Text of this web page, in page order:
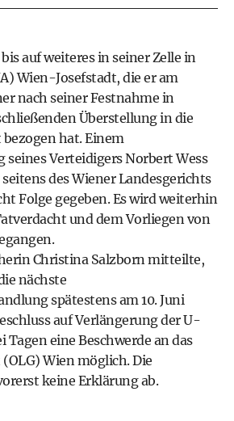
auf weiteres in seiner Zelle in
Wien-Josefstadt, die er am
nach seiner Festnahme in
Überstellung in die
hat. Einem
Verteidigers Norbert Wess
des Wiener Landesgerichts
Folge gegeben. Es wird weiterhin
und dem Vorliegen von
Christina Salzborn mitteilte,
nächste
spätestens am 10. Juni
auf Verlängerung der U-
eine Beschwerde an das
Wien möglich. Die
keine Erklärung ab.